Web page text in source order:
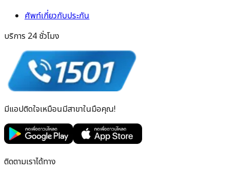
ศัพท์เกี่ยวกับประกัน
บริการ 24 ชั่วโมง
มีแอปติดใจเหมือนมีสาขาในมือคุณ!
ติดตามเราได้ทาง